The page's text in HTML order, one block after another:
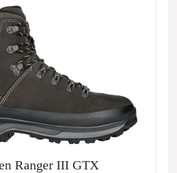
Ranger III GTX